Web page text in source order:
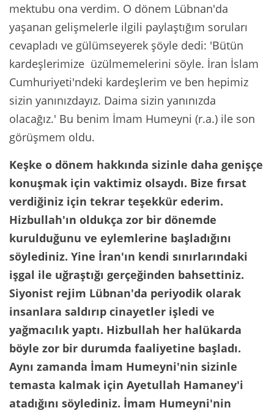
mektubu ona verdim. O dönem Lübnan'da
yaşanan gelişmelerle ilgili paylaştığım soruları
cevapladı ve gülümseyerek şöyle dedi: 'Bütün
kardeşlerimize üzülmemelerini söyle. İran İslam
Cumhuriyeti'ndeki kardeşlerim ve ben hepimiz
sizin yanınızdayız. Daima sizin yanınızda
olacağız.' Bu benim İmam Humeyni (r.a.) ile son
görüşmem oldu.
Keşke o dönem hakkında sizinle daha genişçe
konuşmak için vaktimiz olsaydı. Bize fırsat
verdiğiniz için tekrar teşekkür ederim.
Hizbullah'ın oldukça zor bir dönemde
kurulduğunu ve eylemlerine başladığını
söylediniz. Yine İran'ın kendi sınırlarındaki
işgal ile uğraştığı gerçeğinden bahsettiniz.
Siyonist rejim Lübnan'da periyodik olarak
insanlara saldırıp cinayetler işledi ve
yağmacılık yaptı. Hizbullah her halükarda
böyle zor bir durumda faaliyetine başladı.
Aynı zamanda İmam Humeyni'nin sizinle
temasta kalmak için Ayetullah Hamaney'i
atadığını söylediniz. İmam Humeyni'nin